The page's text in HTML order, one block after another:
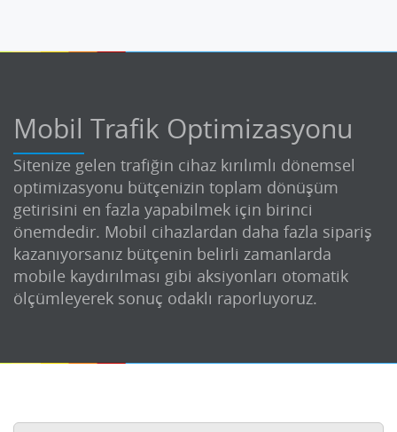
Mobil Trafik Optimizasyonu
Sitenize gelen trafiğin cihaz kırılımlı dönemsel
optimizasyonu bütçenizin toplam dönüşüm
getirisini en fazla yapabilmek için birinci
önemdedir. Mobil cihazlardan daha fazla sipariş
kazanıyorsanız bütçenin belirli zamanlarda
mobile kaydırılması gibi aksiyonları otomatik
ölçümleyerek sonuç odaklı raporluyoruz.